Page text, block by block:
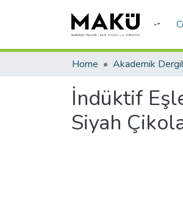
Home Akademik
İndüktif
Siyah